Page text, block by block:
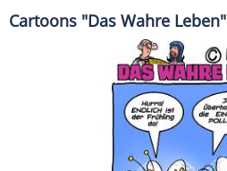
Cartoons "Das Wahre Leben"